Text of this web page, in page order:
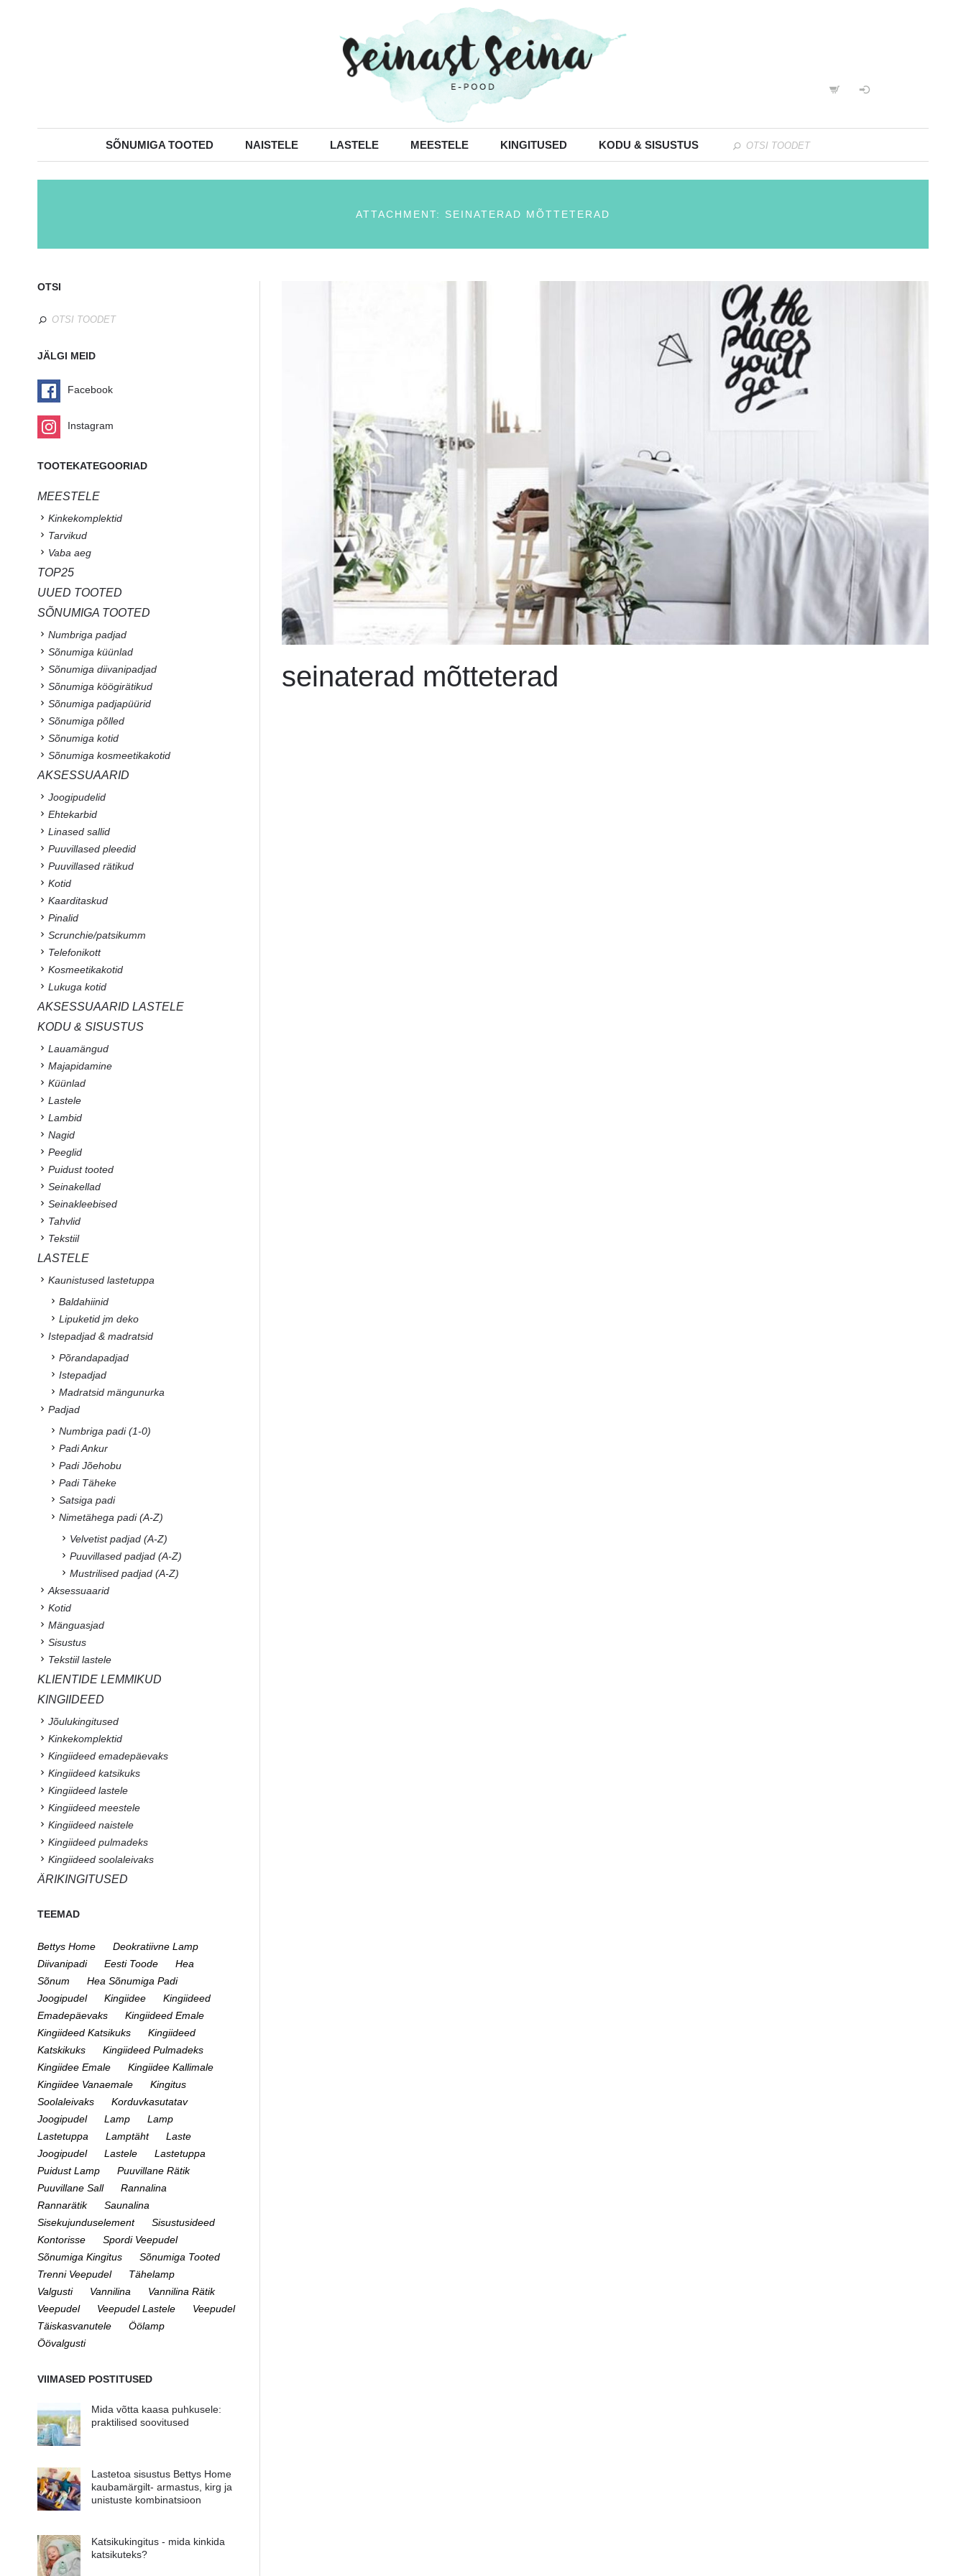
SÕNUMIGA TOOTED NAISTELE LASTELE MEESTELE KINGITUSED KODU & SISUSTUS
ATTACHMENT: SEINATERAD MÕTTETERAD
seinaterad mõtteterad
OTSI
JÄLGI MEID
Facebook
Instagram
TOOTEKATEGOORIAD
MEESTELE
Kinkekomplektid
Tarvikud
Vaba aeg
TOP25
UUED TOOTED
SÕNUMIGA TOOTED
Numbriga padjad
Sõnumiga küünlad
Sõnumiga diivanipadjad
Sõnumiga köögirätikud
Sõnumiga padjapüürid
Sõnumiga põlled
Sõnumiga kotid
Sõnumiga kosmeetikakotid
AKSESSUAARID
Joogipudelid
Ehtekarbid
Linased sallid
Puuvillased pleedid
Puuvillased rätikud
Kotid
Kaarditaskud
Pinalid
Scrunchie/patsikumm
Telefonikott
Kosmeetikakotid
Lukuga kotid
AKSESSUAARID LASTELE
KODU & SISUSTUS
Lauamängud
Majapidamine
Küünlad
Lastele
Lambid
Nagid
Peeglid
Puidust tooted
Seinakellad
Seinakleebised
Tahvlid
Tekstiil
LASTELE
Kaunistused lastetuppa
Baldahiinid
Lipuketid jm deko
Istepadjad & madratsid
Põrandapadjad
Istepadjad
Madratsid mängunurka
Padjad
Numbriga padi (1-0)
Padi Ankur
Padi Jõehobu
Padi Täheke
Satsiga padi
Nimetähega padi (A-Z)
Velvetist padjad (A-Z)
Puuvillased padjad (A-Z)
Mustrilised padjad (A-Z)
Aksessuaarid
Kotid
Mänguasjad
Sisustus
Tekstiil lastele
KLIENTIDE LEMMIKUD
KINGIIDEED
Jõulukingitused
Kinkekomplektid
Kingiideed emadepäevaks
Kingiideed katsikuks
Kingiideed lastele
Kingiideed meestele
Kingiideed naistele
Kingiideed pulmadeks
Kingiideed soolaleivaks
ÄRIKINGITUSED
TEEMAD
Bettys Home
Deokratiivne Lamp
Diivanipadi
Eesti Toode
Hea
Sõnum
Hea Sõnumiga Padi
Joogipudel
Kingiidee
Kingiideed
Emadepäevaks
Kingiideed Emale
Kingiideed Katsikuks
Kingiideed
Katskikuks
Kingiideed Pulmadeks
Kingiidee Emale
Kingiidee Kallimale
Kingiidee Vanaemale
Kingitus
Soolaleivaks
Korduvkasutatav
Joogipudel
Lamp
Lamp
Lastetuppa
Lamptäht
Laste
Joogipudel
Lastele
Lastetuppa
Puidust Lamp
Puuvillane Rätik
Puuvillane Sall
Rannalina
Rannarätik
Saunalina
Sisekujunduselement
Sisustusideed
Kontorisse
Spordi Veepudel
Sõnumiga Kingitus
Sõnumiga Tooted
Trenni Veepudel
Tähelamp
Valgusti
Vannilina
Vannilina Rätik
Veepudel
Veepudel Lastele
Veepudel
Täiskasvanutele
Öölamp
Öövalgusti
VIIMASED POSTITUSED
Mida võtta kaasa puhkusele:
praktilised soovitused
Lastetoa sisustus Bettys Home
kaubamärgilt- armastus, kirg ja
unistuste kombinatsioon
Katsikukingitus - mida kinkida
katsikuteks?